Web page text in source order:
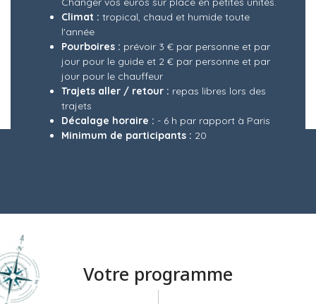
Climat : tropical, chaud et humide toute
l'année
Pourboires : prévoir 3 € par personne et par
jour pour le guide et 2 € par personne et par
jour pour le chauffeur
Trajets aller / retour : repas libres lors des
trajets
Décalage horaire : - 6 h par rapport à Paris
Minimum de participants : 20
Votre programme